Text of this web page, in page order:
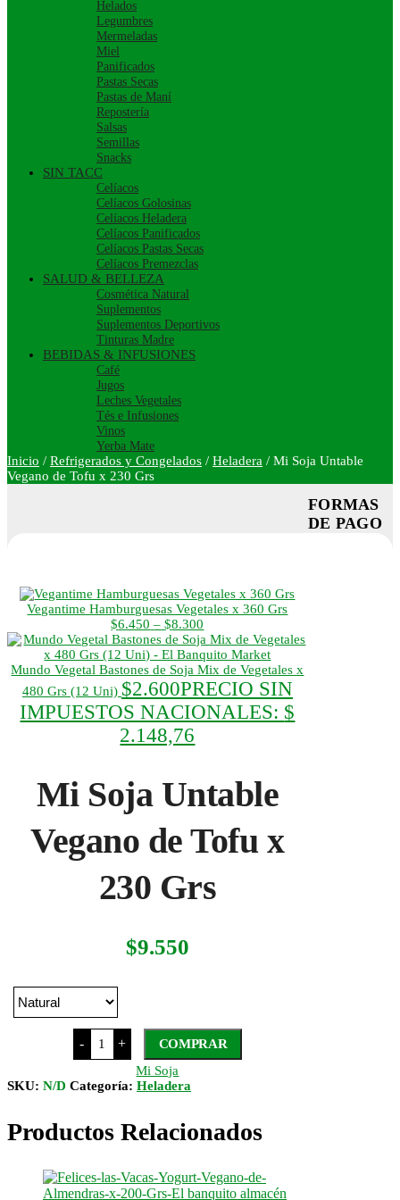
Helados
Legumbres
Mermeladas
Miel
Panificados
Pastas Secas
Pastas de Maní
Repostería
Salsas
Semillas
Snacks
SIN TACC
Celíacos
Celíacos Golosinas
Celíacos Heladera
Celíacos Panificados
Celíacos Pastas Secas
Celíacos Premezclas
SALUD & BELLEZA
Cosmética Natural
Suplementos
Suplementos Deportivos
Tinturas Madre
BEBIDAS & INFUSIONES
Café
Jugos
Leches Vegetales
Tés e Infusiones
Vinos
Yerba Mate
Inicio / Refrigerados y Congelados / Heladera / Mi Soja Untable
Vegano de Tofu x 230 Grs
Vegantime Hamburguesas Vegetales x 360 Grs
$6.450 – $8.300
de
precios:
desde
$6.450
hasta
$8.300
Mundo Vegetal Bastones de Soja Mix de Vegetales x
480 Grs (12 Uni) $2.600PRECIO SIN
IMPUESTOS NACIONALES: $
2.148,76
Mi Soja Untable
Vegano de Tofu x
230 Grs
$9.550
-
Mi
Soja
Untable
de
230
Grs
+
COMPRAR
Mi Soja
SKU: N/D Categoría: Heladera
Productos Relacionados
FORMAS
DE PAGO